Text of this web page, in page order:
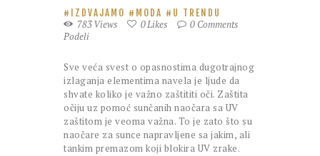
IZDVAJAMO MODA U TRENDU
783Views 0Likes 0 Comments
Podeli
Sve veća svest o opasnostima dugotrajnog
izlaganja elementima navela je ljude da
shvate koliko je važno zaštititi oči. Zaštita
očiju uz pomoć sunčanih naočara sa UV
zaštitom je veoma važna. To je zato što su
naočare za sunce napravljene sa jakim, ali
tankim premazom koji blokira UV zrake.